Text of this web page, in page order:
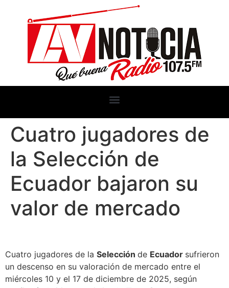
Cuatro jugadores de
la Selección de
Ecuador bajaron su
valor de mercado
Cuatro jugadores de la Selección de Ecuador sufrieron
un descenso en su valoración de mercado entre el
miércoles 10 y el 17 de diciembre de 2025, según